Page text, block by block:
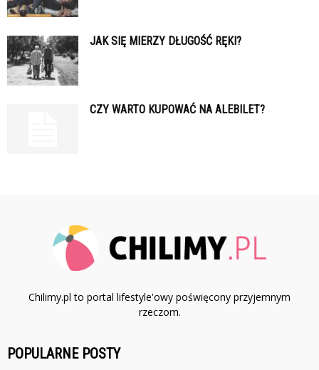
JAK SIĘ MIERZY DŁUGOŚĆ RĘKI?
CZY WARTO KUPOWAĆ NA ALEBILET?
Chilimy.pl to portal lifestyle'owy poświęcony przyjemnym
rzeczom.
POPULARNE POSTY